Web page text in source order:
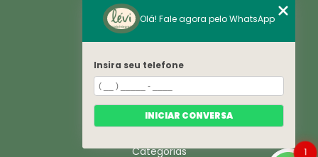
Áreas de Saúde
Histórico
VE
Espaço
Convênios
Corpo Clínico
Contato
Categorias
1
Olá! Fale agora pelo WhatsApp
Insira seu telefone
INICIAR CONVERSA